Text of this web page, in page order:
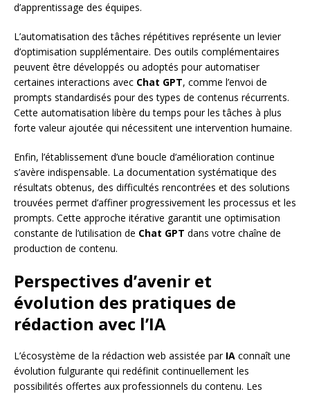
d’apprentissage des équipes.
L’automatisation des tâches répétitives représente un levier
d’optimisation supplémentaire. Des outils complémentaires
peuvent être développés ou adoptés pour automatiser
certaines interactions avec Chat GPT, comme l’envoi de
prompts standardisés pour des types de contenus récurrents.
Cette automatisation libère du temps pour les tâches à plus
forte valeur ajoutée qui nécessitent une intervention humaine.
Enfin, l’établissement d’une boucle d’amélioration continue
s’avère indispensable. La documentation systématique des
résultats obtenus, des difficultés rencontrées et des solutions
trouvées permet d’affiner progressivement les processus et les
prompts. Cette approche itérative garantit une optimisation
constante de l’utilisation de Chat GPT dans votre chaîne de
production de contenu.
Perspectives d’avenir et
évolution des pratiques de
rédaction avec l’IA
L’écosystème de la rédaction web assistée par IA connaît une
évolution fulgurante qui redéfinit continuellement les
possibilités offertes aux professionnels du contenu. Les